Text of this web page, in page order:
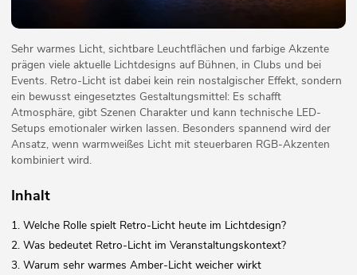
Sehr warmes Licht, sichtbare Leuchtflächen und farbige Akzente
prägen viele aktuelle Lichtdesigns auf Bühnen, in Clubs und bei
Events. Retro-Licht ist dabei kein rein nostalgischer Effekt, sondern
ein bewusst eingesetztes Gestaltungsmittel: Es schafft
Atmosphäre, gibt Szenen Charakter und kann technische LED-
Setups emotionaler wirken lassen. Besonders spannend wird der
Ansatz, wenn warmweißes Licht mit steuerbaren RGB-Akzenten
kombiniert wird.
Inhalt
1. Welche Rolle spielt Retro-Licht heute im Lichtdesign?
2. Was bedeutet Retro-Licht im Veranstaltungskontext?
3. Warum sehr warmes Amber-Licht weicher wirkt